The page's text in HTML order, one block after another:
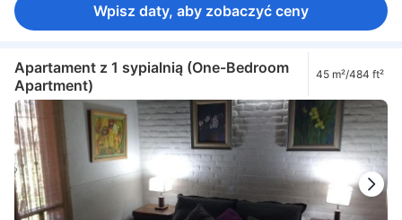
Wpisz daty, aby zobaczyć ceny
Apartament z 1 sypialnią (One-Bedroom
Apartment)
45 m²/484 ft²